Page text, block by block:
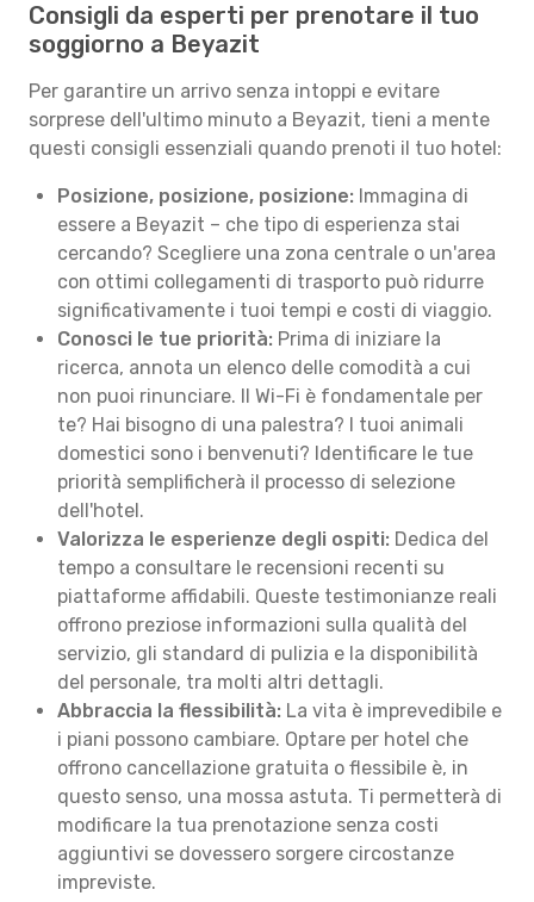
Consigli da esperti per prenotare il tuo
soggiorno a Beyazit
Per garantire un arrivo senza intoppi e evitare
sorprese dell'ultimo minuto a Beyazit, tieni a mente
questi consigli essenziali quando prenoti il tuo hotel:
Posizione, posizione, posizione: Immagina di
essere a Beyazit – che tipo di esperienza stai
cercando? Scegliere una zona centrale o un'area
con ottimi collegamenti di trasporto può ridurre
significativamente i tuoi tempi e costi di viaggio.
Conosci le tue priorità: Prima di iniziare la
ricerca, annota un elenco delle comodità a cui
non puoi rinunciare. Il Wi-Fi è fondamentale per
te? Hai bisogno di una palestra? I tuoi animali
domestici sono i benvenuti? Identificare le tue
priorità semplificherà il processo di selezione
dell'hotel.
Valorizza le esperienze degli ospiti: Dedica del
tempo a consultare le recensioni recenti su
piattaforme affidabili. Queste testimonianze reali
offrono preziose informazioni sulla qualità del
servizio, gli standard di pulizia e la disponibilità
del personale, tra molti altri dettagli.
Abbraccia la flessibilità: La vita è imprevedibile e
i piani possono cambiare. Optare per hotel che
offrono cancellazione gratuita o flessibile è, in
questo senso, una mossa astuta. Ti permetterà di
modificare la tua prenotazione senza costi
aggiuntivi se dovessero sorgere circostanze
impreviste.